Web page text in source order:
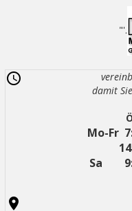
"'.
damit
Mo-Fr
Sa